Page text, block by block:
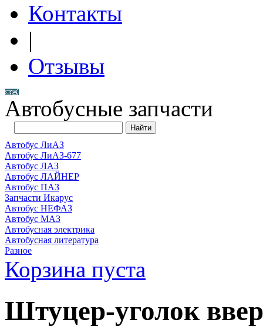
Контакты
|
Отзывы
Автобусные запчасти
Автобус ЛиАЗ
Автобус ЛиАЗ-677
Автобус ЛАЗ
Автобус ЛАЙНЕР
Автобус ПАЗ
Запчасти Икарус
Автобус НЕФАЗ
Автобус МАЗ
Автобусная электрика
Автобусная литература
Разное
Корзина пуста
Штуцер-уголок